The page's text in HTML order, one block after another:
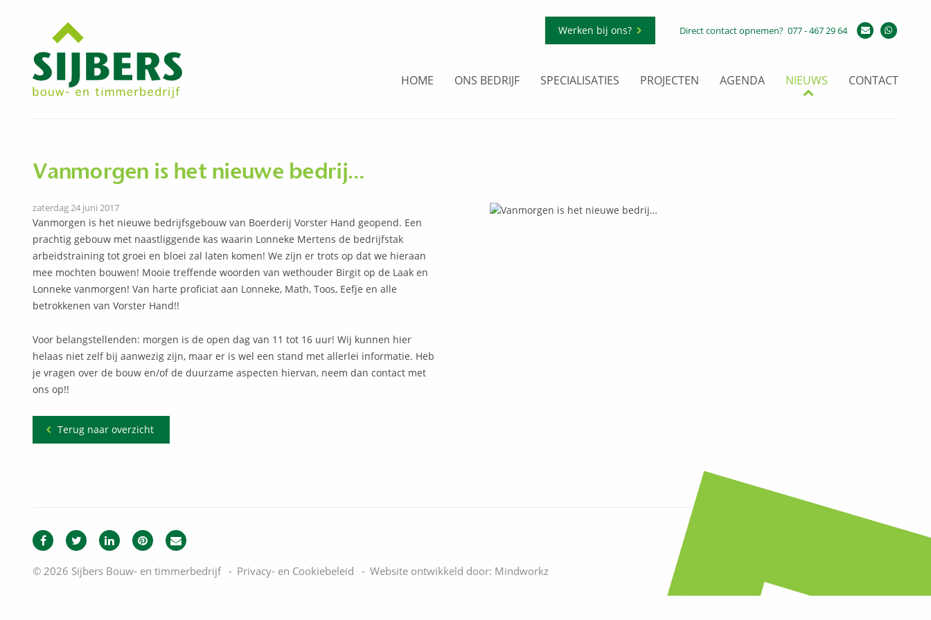
Werken bij ons? Direct contact opnemen? 077 - 467 29 64
HOME ONS BEDRIJF SPECIALISATIES PROJECTEN AGENDA NIEUWS CONTACT
Vanmorgen is het nieuwe bedrij…
zaterdag 24 juni 2017
Vanmorgen is het nieuwe bedrijfsgebouw van Boerderij Vorster Hand geopend. Een
prachtig gebouw met naastliggende kas waarin Lonneke Mertens de bedrijfstak
arbeidstraining tot groei en bloei zal laten komen! We zijn er trots op dat we hieraan
mee mochten bouwen! Mooie treffende woorden van wethouder Birgit op de Laak en
Lonneke vanmorgen! Van harte proficiat aan Lonneke, Math, Toos, Eefje en alle
betrokkenen van Vorster Hand!!
Voor belangstellenden: morgen is de open dag van 11 tot 16 uur! Wij kunnen hier
helaas niet zelf bij aanwezig zijn, maar er is wel een stand met allerlei informatie. Heb
je vragen over de bouw en/of de duurzame aspecten hiervan, neem dan contact met
ons op!!
Terug naar overzicht
© 2026 Sijbers Bouw- en timmerbedrijf Privacy- en Cookiebeleid Website ontwikkeld door: Mindworkz